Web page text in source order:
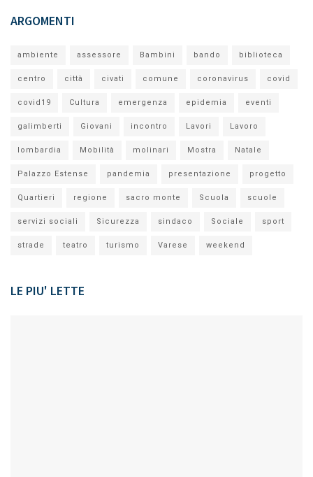
ARGOMENTI
ambiente assessore Bambini bando biblioteca
centro città civati comune coronavirus covid
covid19 Cultura emergenza epidemia eventi
galimberti Giovani incontro Lavori Lavoro
lombardia Mobilità molinari Mostra Natale
Palazzo Estense pandemia presentazione progetto
Quartieri regione sacro monte Scuola scuole
servizi sociali Sicurezza sindaco Sociale sport
strade teatro turismo Varese weekend
LE PIU' LETTE